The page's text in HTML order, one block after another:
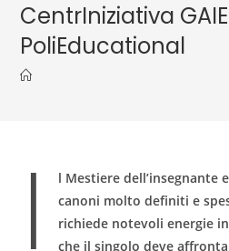
CentrIniziativa GAIE
PoliEducational
I
l Mestiere dell’insegnante
canoni molto definiti e
richiede notevoli energie
che il singolo deve